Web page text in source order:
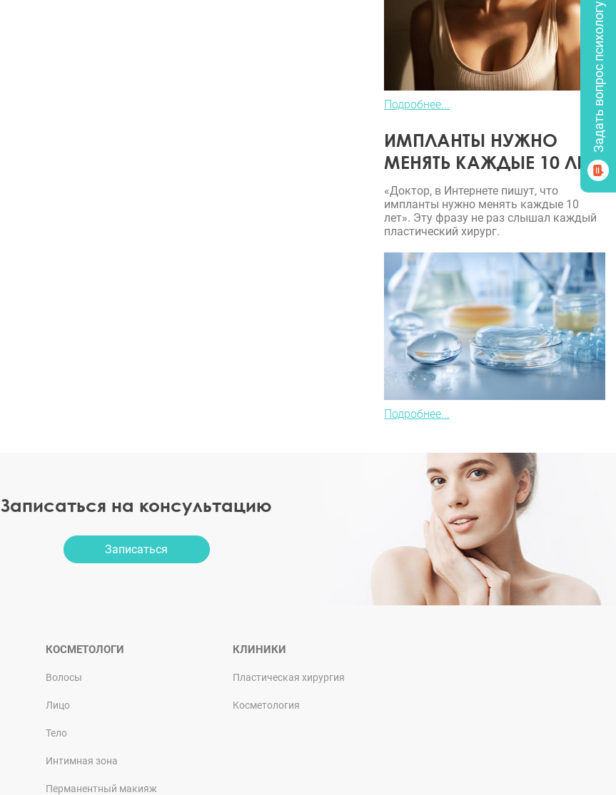
Подробнее...
ИМПЛАНТЫ НУЖНО
МЕНЯТЬ КАЖДЫЕ 10 ЛЕТ?
«Доктор, в Интернете пишут, что
импланты нужно менять каждые 10
лет». Эту фразу не раз слышал каждый
пластический хирург.
Подробнее...
Записаться на консультацию
Записаться
КОСМЕТОЛОГИ
Волосы
Лицо
Тело
Интимная зона
Перманентный макияж
КЛИНИКИ
Пластическая хирургия
Косметология
Задать вопрос психологу